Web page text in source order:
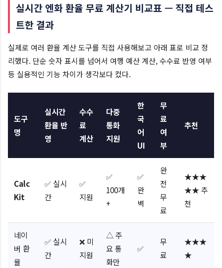
실시간 엔화 환율 무료 계산기 비교표 — 직접 테스
트한 결과
실제로 여러 환율 계산 도구를 직접 사용해보고 아래 표로 비교 정
리했다. 단순 숫자 표시를 넘어서 여행 예산 계산, 수수료 반영 여부
등 실용적인 기능 차이가 생각보다 컸다.
도구
명
실시간
환율 반
영
수수
료
계산
다중
통화
지원
한
국
어
UI
무
료
여
부
추천
Calc
Kit
✅ 실시
간
✅
지원
✅
100개
+
✅
완
벽
완
전
무
료
★★★
★★ 추
천
네이
버 환
율
✅ 실시
간
❌ 미
지원
△ 주
요 통
화만
✅
무
료
★★★
★